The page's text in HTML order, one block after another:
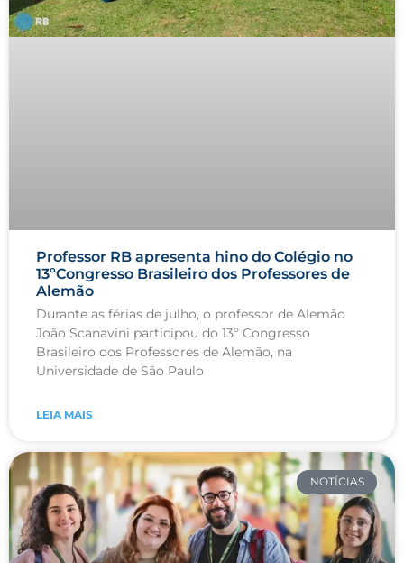
Professor RB apresenta hino do Colégio no
13ºCongresso Brasileiro dos Professores de
Alemão
Durante as férias de julho, o professor de Alemão
João Scanavini participou do 13º Congresso
Brasileiro dos Professores de Alemão, na
Universidade de São Paulo
LEIA MAIS
NOTÍCIAS